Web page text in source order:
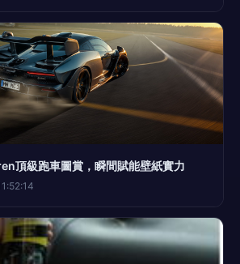
頂級跑車圖賞，瞬間賦能壁紙實力